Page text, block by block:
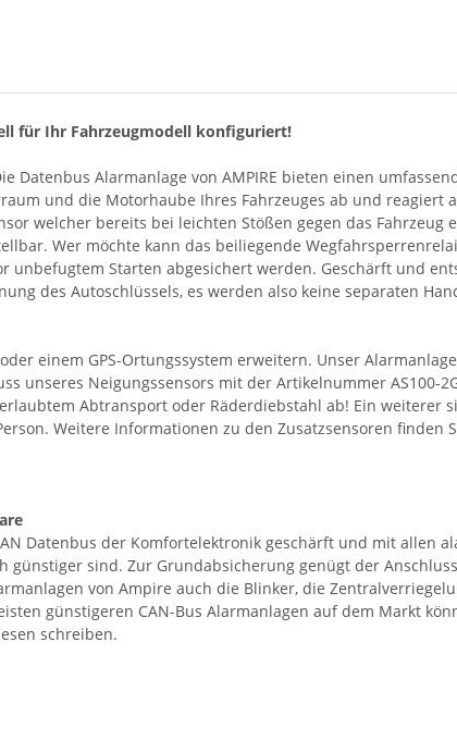
für Ihr Fahrzeugmodell konfiguriert!
Datenbus Alarmanlage von AMPIRE bieten einen
und die Motorhaube Ihres Fahrzeuges ab und reagiert
welcher bereits bei leichten Stößen gegen das Fahrzeug
Wer möchte kann das beiliegende
unbefugtem Starten abgesichert werden. Geschärft und
des Autoschlüssels, es werden also keine separaten
einem GPS-Ortungssystem erweitern. Unser
unseres Neigungssensors mit der Artikelnummer AS100-
Abtransport oder Räderdiebstahl ab! Ein weiterer
Weitere Informationen zu den Zusatzsensoren
Datenbus der Komfortelektronik geschärft und mit allen
sind. Zur Grundabsicherung genügt der Anschluss
von Ampire auch die Blinker, die
günstigeren CAN-Bus Alarmanlagen auf dem Markt
schreiben.